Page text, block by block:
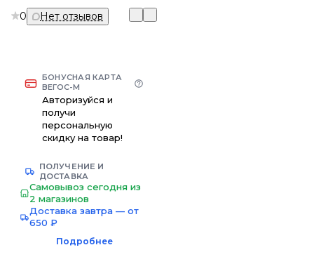
0 Нет отзывов
БОНУСНАЯ КАРТА
ВЕГОС-М
Авторизуйся и
получи
персональную
скидку на товар!
ПОЛУЧЕНИЕ И
ДОСТАВКА
Самовывоз сегодня из
2 магазинов
Доставка завтра — от
650 ₽
Подробнее